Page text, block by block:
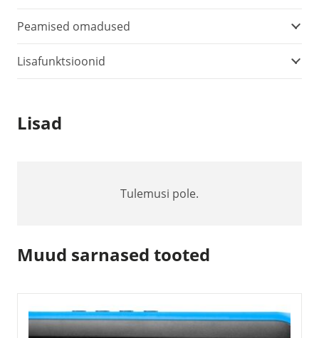
Peamised omadused
Lisafunktsioonid
Lisad
Tulemusi pole.
Muud sarnased tooted